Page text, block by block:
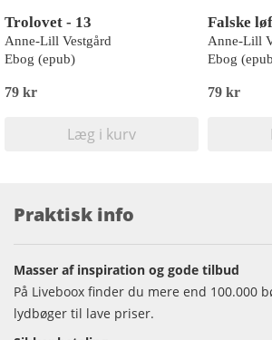
Trolovet - 13
Anne-Lill Vestgård
Ebog (epub)
79 kr
Læg i kurv
Falske
Anne-Lill
Ebog
79 kr
Praktisk info
Masser af inspiration og gode tilbud
På Liveboox finder du mere end 100.000
lydbøger til lave priser.